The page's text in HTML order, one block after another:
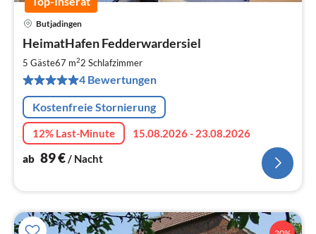
Butjadingen
HeimatHafen Fedderwardersiel
5 Gäste67 m22 Schlafzimmer
4 Bewertungen
Kostenfreie Stornierung
12% Last-Minute
15.08.2026 - 23.08.2026
ab 89€/ Nacht